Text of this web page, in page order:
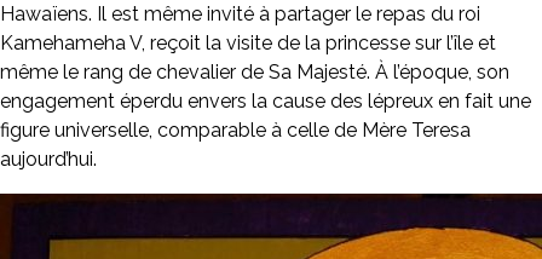
Hawaïens. Il est même invité à partager le repas du roi
Kamehameha V, reçoit la visite de la princesse sur l’île et
même le rang de chevalier de Sa Majesté. À l’époque, son
engagement éperdu envers la cause des lépreux en fait une
figure universelle, comparable à celle de Mère Teresa
aujourd’hui.